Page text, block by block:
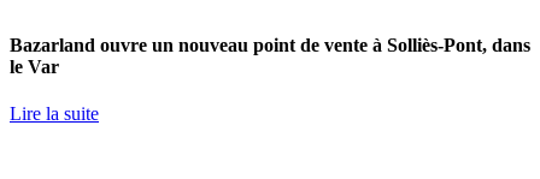
Bazarland ouvre un nouveau point de vente à Solliès-Pont, dans
le Var
Lire la suite